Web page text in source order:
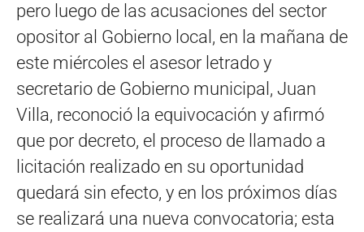
pero luego de las acusaciones del sector
opositor al Gobierno local, en la mañana de
este miércoles el asesor letrado y
secretario de Gobierno municipal, Juan
Villa, reconoció la equivocación y afirmó
que por decreto, el proceso de llamado a
licitación realizado en su oportunidad
quedará sin efecto, y en los próximos días
se realizará una nueva convocatoria; esta